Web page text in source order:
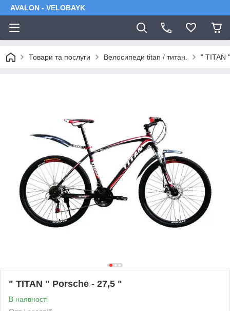
AVALON - VELOBAYK
Товари та послуги Велосипеди titan / титан. " TITAN
" TITAN " Porsche - 27,5 "
В наявності